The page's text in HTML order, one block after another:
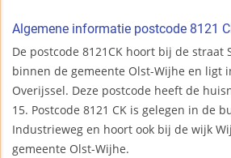
Algemene informatie postcode 8121
De postcode 8121CK hoort bij de straat
binnen de gemeente Olst-Wijhe en ligt
Overijssel. Deze postcode heeft de
15. Postcode 8121 CK is gelegen in de
Industrieweg en hoort ook bij de wijk
gemeente Olst-Wijhe.